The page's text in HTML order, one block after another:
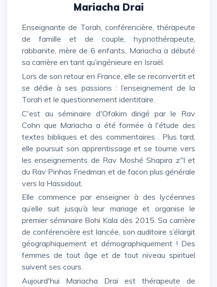
Mariacha Drai
Enseignante de Torah, conférencière, thérapeute
de famille et de couple, hypnothérapeute,
rabbanite, mère de 6 enfants, Mariacha a débuté
sa carrière en tant qu’ingénieure en Israël.
Lors de son retour en France, elle se reconvertit et
se dédie à ses passions : l’enseignement de la
Torah et le questionnement identitaire.
C'est au séminaire d'Ofakim dirigé par le Rav
Cohn que Mariacha a été formée à l'étude des
textes bibliques et des commentaires . Plus tard,
elle poursuit son apprentissage et se tourne vers
les enseignements de Rav Moshé Shapira z"l et
du Rav Pinhas Friedman et de facon plus générale
vers la Hassidout.
Elle commence par enseigner à des lycéennes
qu’elle suit jusqu’à leur mariage et organise le
premier séminaire Bohi Kala dès 2015. Sa carrière
de conférencière est lancée, son auditoire s’élargit
géographiquement et démographiquement ! Des
femmes de tout âge et de tout niveau spirituel
suivent ses cours.
Aujourd'hui Mariacha Drai est thérapeute de